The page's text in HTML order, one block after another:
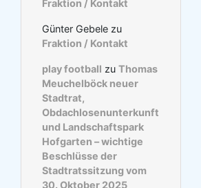
Fraktion / Kontakt
Günter Gebele zu
Fraktion / Kontakt
play football zu Thomas
Meuchelböck neuer
Stadtrat,
Obdachlosenunterkunft
und Landschaftspark
Hofgarten – wichtige
Beschlüsse der
Stadtratssitzung vom
30. Oktober 2025